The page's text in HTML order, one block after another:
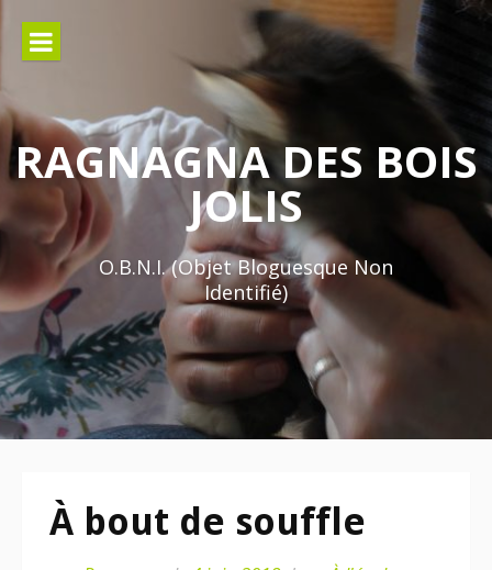
contenu
RAGNAGNA DES BOIS
JOLIS
O.B.N.I. (Objet Bloguesque Non
Identifié)
À bout de souffle